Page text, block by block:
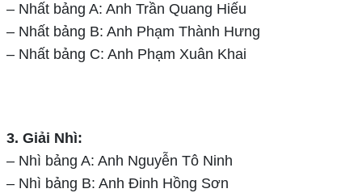
– Nhất bảng A: Anh Trần Quang Hiếu
– Nhất bảng B: Anh Phạm Thành Hưng
– Nhất bảng C: Anh Phạm Xuân Khai
3. Giải Nhì:
– Nhì bảng A: Anh Nguyễn Tô Ninh
– Nhì bảng B: Anh Đinh Hồng Sơn